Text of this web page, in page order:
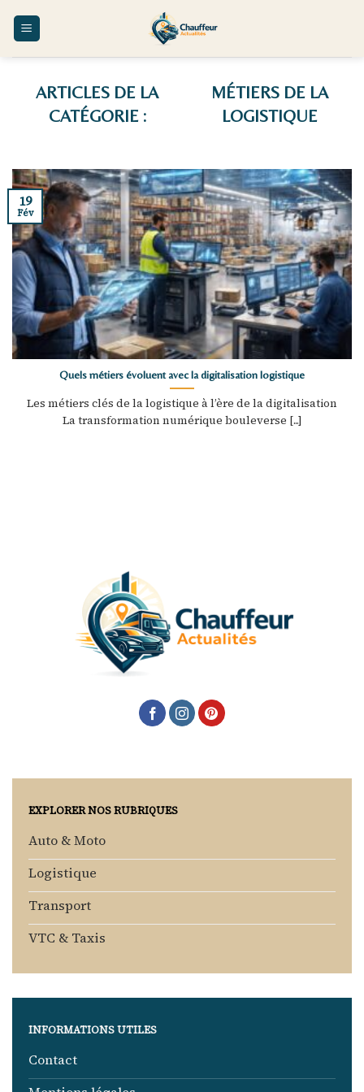
MÉTIERS DE LA
LOGISTIQUE
Quels métiers évoluent avec la digitalisation logistique
Les métiers clés de la logistique à l’ère de la digitalisation
La transformation numérique bouleverse [...]
19
Fév
EXPLORER NOS RUBRIQUES
Auto & Moto
Logistique
Transport
VTC & Taxis
INFORMATIONS UTILES
Contact